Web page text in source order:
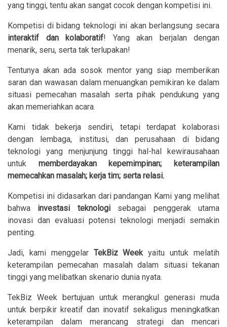
yang tinggi, tentu akan sangat cocok dengan kompetisi ini.
Kompetisi di bidang teknologi ini akan berlangsung secara
interaktif dan kolaboratif! Yang akan berjalan dengan
menarik, seru, serta tak terlupakan!
Tentunya akan ada sosok mentor yang siap memberikan
saran dan wawasan dalam menuangkan pemikiran ke dalam
situasi pemecahan masalah serta pihak pendukung yang
akan memeriahkan acara.
Kami tidak bekerja sendiri, tetapi terdapat kolaborasi
dengan lembaga, institusi, dan perusahaan di bidang
teknologi yang menjunjung tinggi hal-hal kewirausahaan
untuk memberdayakan kepemimpinan; keterampilan
memecahkan masalah; kerja tim; serta relasi.
Kompetisi ini didasarkan dari pandangan Kami yang melihat
bahwa investasi teknologisebagai penggerak utama
inovasi dan evaluasi potensi teknologi menjadi semakin
penting.
Jadi, kami menggelar TekBiz Weekyaitu untuk melatih
keterampilan pemecahan masalah dalam situasi tekanan
tinggi yang melibatkan skenario dunia nyata.
TekBiz Week bertujuan untuk merangkul generasi muda
untuk berpikir kreatif dan inovatif sekaligus meningkatkan
keterampilan dalam merancang strategi dan mencari